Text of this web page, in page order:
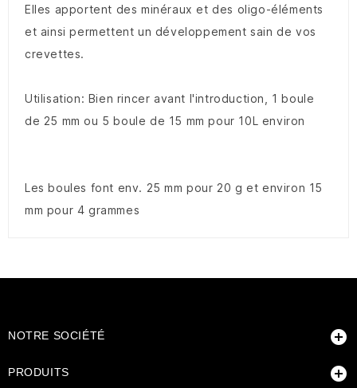
Elles apportent des minéraux et des oligo-éléments
et ainsi permettent un développement sain de vos
crevettes.
Utilisation: Bien rincer avant l'introduction, 1 boule
de 25 mm ou 5 boule de 15 mm pour 10L environ
Les boules font env. 25 mm pour 20 g et environ 15
mm pour 4 grammes
NOTRE SOCIÉTÉ 
PRODUITS 